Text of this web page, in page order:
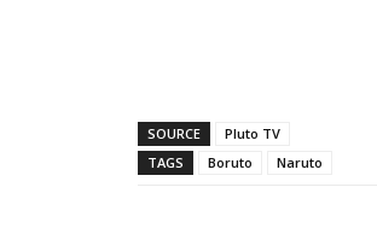
SOURCE
Pluto TV
TAGS
Boruto Naruto